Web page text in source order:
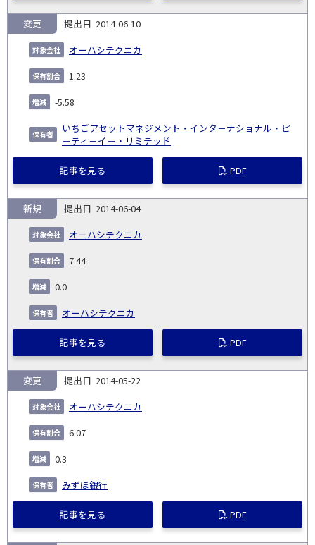
2014-06-10
オーハシテクニカ
変更
1.23
-5.58
いちごアセットマネジメント・インタ－ナショナル・ピ
－ティ－イ－・リミテッド
記事を見る PDF
2014-06-04
オーハシテクニカ
新規
7.44
0.0
オーハシテクニカ
記事を見る PDF
2014-05-22
オーハシテクニカ
変更
6.07
0.3
みずほ銀行
記事を見る PDF